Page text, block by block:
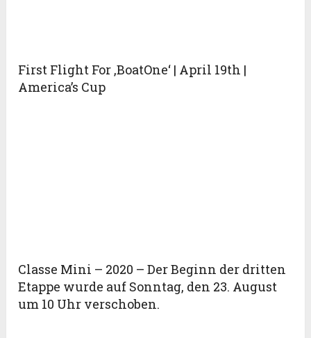
First Flight For ‚BoatOne‘ | April 19th |
America’s Cup
Classe Mini – 2020 – Der Beginn der dritten
Etappe wurde auf Sonntag, den 23. August
um 10 Uhr verschoben.